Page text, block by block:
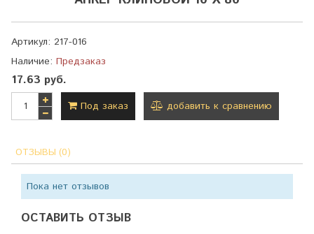
Артикул: 217-016
Наличие: Предзаказ
17.63 руб.
Под заказ добавить к сравнению
ОТЗЫВЫ (0)
Пока нет отзывов
ОСТАВИТЬ ОТЗЫВ